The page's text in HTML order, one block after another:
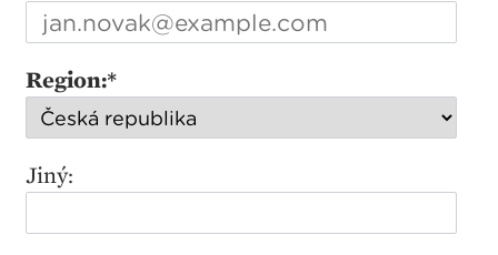
Region:*
Jiný: